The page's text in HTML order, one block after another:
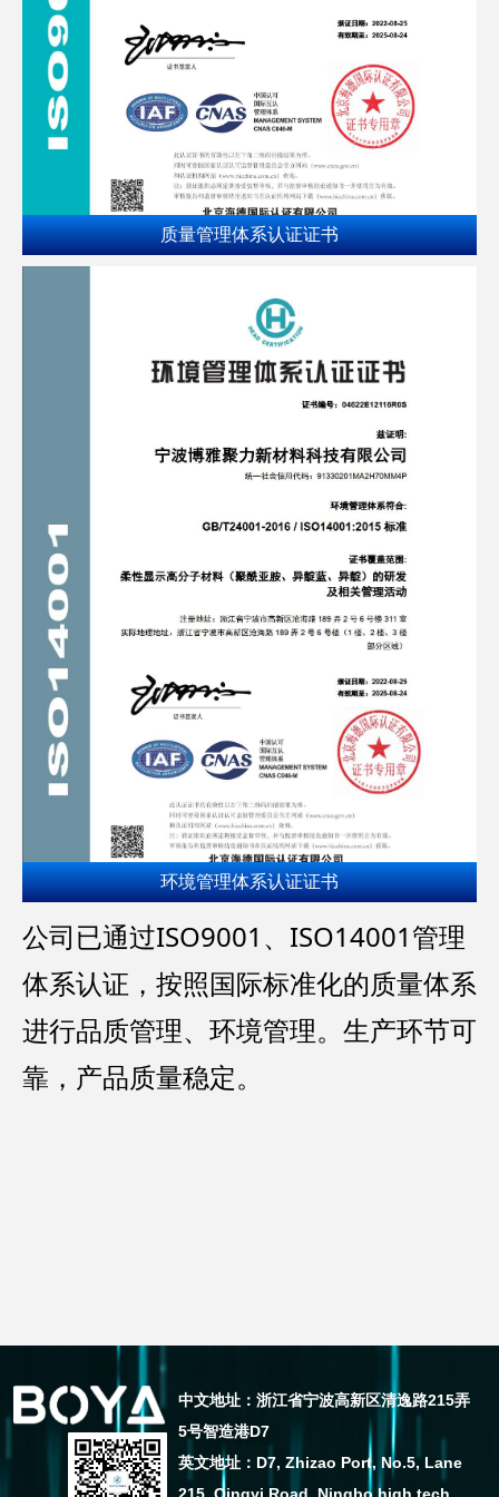
质量管理体系认证证书
环境管理体系认证证书
公司已通过ISO9001、ISO14001管理
体系认证，按照国际标准化的质量体系
进行品质管理、环境管理。生产环节可
靠，产品质量稳定。
中文地址：浙江省宁波高新区清逸路215弄
5号智造港D7
英文地址：D7, Zhizao Port, No.5, Lane